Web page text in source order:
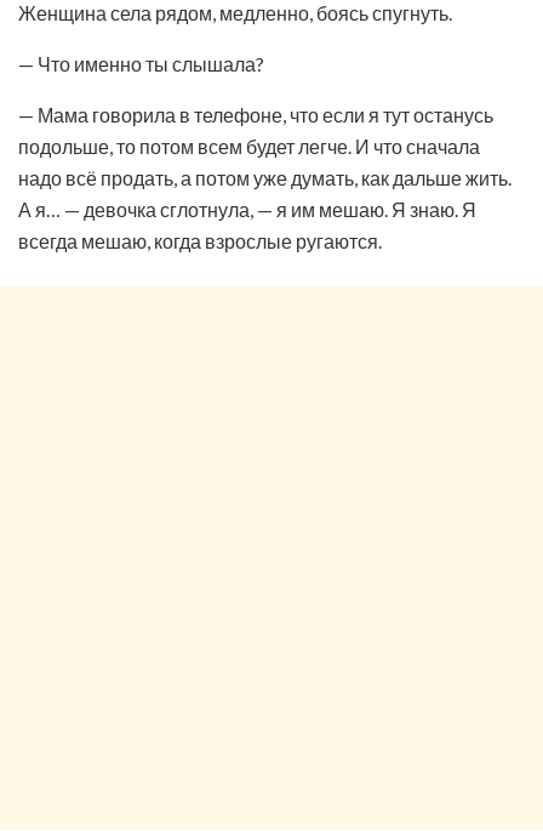
Женщина села рядом, медленно, боясь спугнуть.
— Что именно ты слышала?
— Мама говорила в телефоне, что если я тут останусь
подольше, то потом всем будет легче. И что сначала
надо всё продать, а потом уже думать, как дальше жить.
А я… — девочка сглотнула, — я им мешаю. Я знаю. Я
всегда мешаю, когда взрослые ругаются.